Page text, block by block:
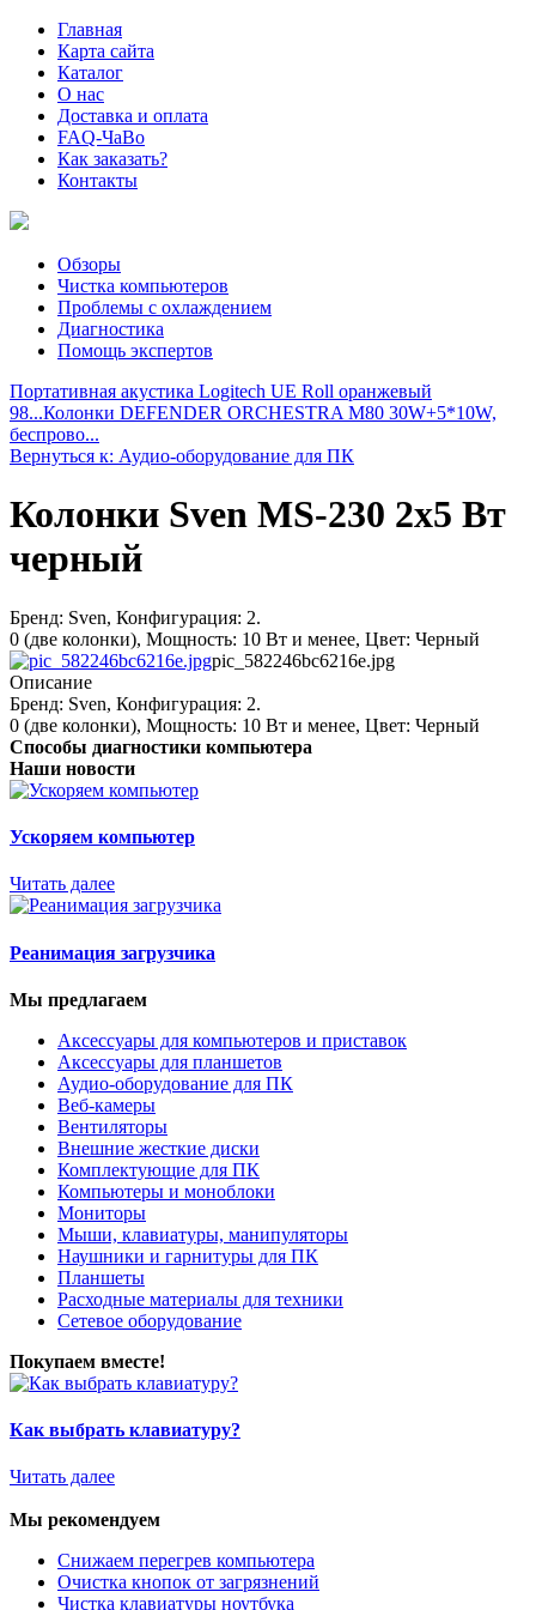
Главная
Карта сайта
Каталог
О нас
Доставка и оплата
FAQ-ЧаВо
Как заказать?
Контакты
Обзоры
Чистка компьютеров
Проблемы с охлаждением
Диагностика
Помощь экспертов
Портативная акустика Logitech UE Roll оранжевый
98...Колонки DEFENDER ORCHESTRA M80 30W+5*10W,
беспрово...
Вернуться к: Аудио-оборудование для ПК
Колонки Sven MS-230 2x5 Вт
черный
Бренд: Sven, Конфигурация: 2.
0 (две колонки), Мощность: 10 Вт и менее, Цвет: Черный
pic_582246bc6216e.jpg
Описание
Бренд: Sven, Конфигурация: 2.
0 (две колонки), Мощность: 10 Вт и менее, Цвет: Черный
Способы диагностики компьютера
Наши новости
Ускоряем компьютер
Читать далее
Реанимация загрузчика
Мы предлагаем
Аксессуары для компьютеров и приставок
Аксессуары для планшетов
Аудио-оборудование для ПК
Веб-камеры
Вентиляторы
Внешние жесткие диски
Комплектующие для ПК
Компьютеры и моноблоки
Мониторы
Мыши, клавиатуры, манипуляторы
Наушники и гарнитуры для ПК
Планшеты
Расходные материалы для техники
Сетевое оборудование
Покупаем вместе!
Как выбрать клавиатуру?
Читать далее
Мы рекомендуем
Снижаем перегрев компьютера
Очистка кнопок от загрязнений
Чистка клавиатуры ноутбука